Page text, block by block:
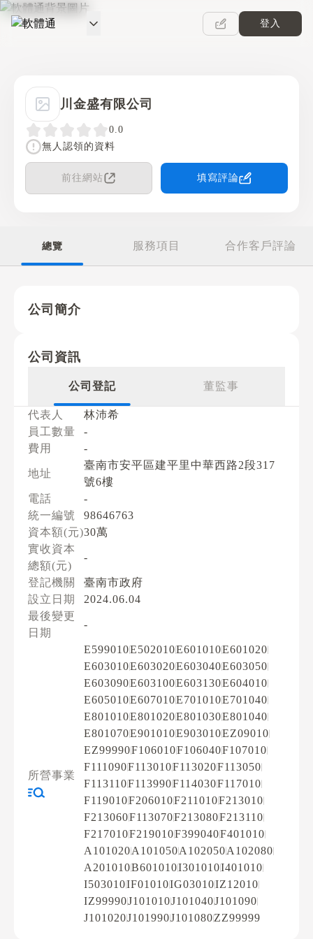
軟體通
登入
川金盛有限公司
0.0
無人認領的資料
前往網站 填寫評論
總覽 服務項目 合作客戶評論
公司簡介
公司資訊
公司登記 董監事
代表人
林沛希
員工數量
-
費用
-
地址
臺南市安平區建平里中華西路2段317
號6樓
電話
-
統一編號
98646763
資本額(元)30萬
實收資本
總額(元)
-
登記機關
臺南市政府
設立日期
2024.06.04
最後變更
日期
-
所營事業
E599010E502010E601010E601020
E603010E603020E603040E603050
E603090E603100E603130E604010
E605010E607010E701010E701040
E801010E801020E801030E801040
E801070E901010E903010EZ09010
EZ99990F106010F106040F107010
F111090F113010F113020F113050
F113110F113990F114030F117010
F119010F206010F211010F213010
F213060F113070F213080F213110
F217010F219010F399040F401010
A101020A101050A102050A102080
A201010B601010I301010I401010
I503010IF01010IG03010IZ12010
IZ99990J101010J101040J101090
J101020J101990J101080ZZ99999